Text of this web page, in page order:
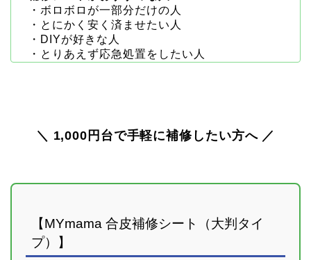
・ボロボロが一部分だけの人
・とにかく安く済ませたい人
・DIYが好きな人
・とりあえず応急処置をしたい人
＼ 1,000円台で手軽に補修したい方へ ／
【MYmama 合皮補修シート（大判タイ
プ）】